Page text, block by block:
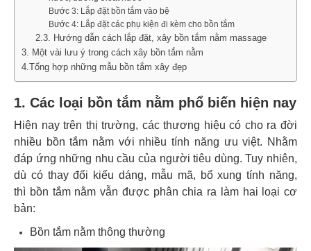
Bước 3: Lắp đặt bồn tắm vào bệ
Bước 4: Lắp đặt các phụ kiện đi kèm cho bồn tắm
2.3. Hướng dẫn cách lắp đặt, xây bồn tắm nằm massage
3. Một vài lưu ý trong cách xây bồn tắm nằm
4.Tổng hợp những mẫu bồn tắm xây đẹp
1. Các loại bồn tắm nằm phổ biến hiện nay
Hiện nay trên thị trường, các thương hiệu có cho ra đời
nhiều bồn tắm nằm với nhiều tính năng ưu việt. Nhằm
đáp ứng những nhu cầu của người tiêu dùng. Tuy nhiên,
dù có thay đổi kiểu dáng, mẫu mã, bổ xung tính năng,
thì bồn tắm nằm vẫn được phân chia ra làm hai loại cơ
bản:
Bồn tắm nằm thông thường